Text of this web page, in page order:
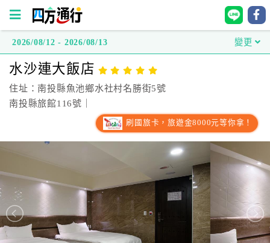
方
通
行
台
灣
訂
房
2026/08/12 - 2026/08/13 變更
水沙連大飯店
住址：南投縣魚池鄉水社村名勝街5號
南投縣旅館116號｜
刷國旅卡，旅遊金8000元等你拿！